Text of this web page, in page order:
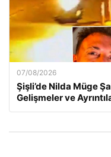
07/08/2026
Şişli’de Nilda Müge
Gelişmeler ve